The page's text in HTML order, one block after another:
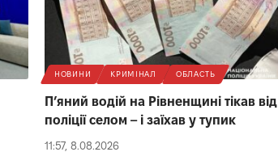
НОВИНИ КРИМІНАЛ ОБЛАСТЬ
П’яний водій на Рівненщині тікав від
поліції селом – і заїхав у тупик
11:57, 8.08.2026